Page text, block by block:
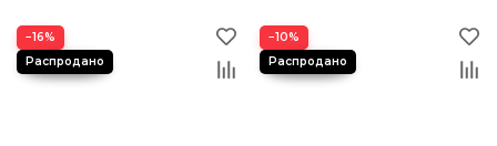
−16% −10%